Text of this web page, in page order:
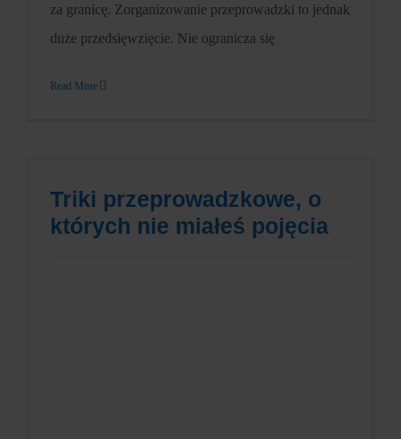
za granicę. Zorganizowanie przeprowadzki to jednak
duże przedsięwzięcie. Nie ogranicza się
Read More
Triki przeprowadzkowe, o
których nie miałeś pojęcia